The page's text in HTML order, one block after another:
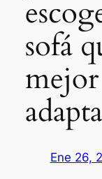
sofá
mejor
Ene 26,